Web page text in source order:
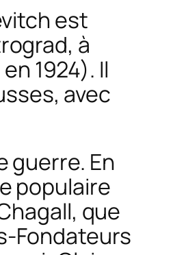
est
à
1924). Il
avec
En
populaire
que
Fondateurs